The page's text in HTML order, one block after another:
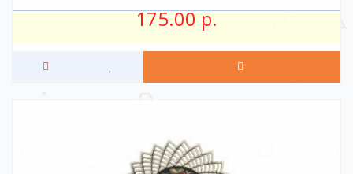
175.00 р.